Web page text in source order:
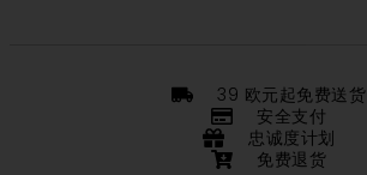
39 欧元起免费送货
安全支付
忠诚度计划
免费退货